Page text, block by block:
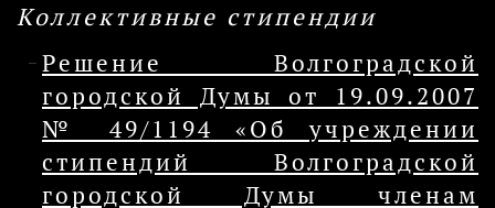
Коллективные стипендии
Решение Волгоградской
городской Думы от 19.09.2007
№ 49/1194 «Об учреждении
стипендий Волгоградской
городской Думы членам